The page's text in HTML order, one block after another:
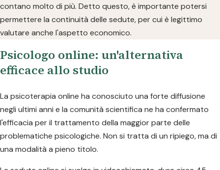
contano molto di più. Detto questo, è importante potersi
permettere la continuità delle sedute, per cui è legittimo
valutare anche l'aspetto economico.
Psicologo online: un'alternativa
efficace allo studio
La psicoterapia online ha conosciuto una forte diffusione
negli ultimi anni e la comunità scientifica ne ha confermato
l'efficacia per il trattamento della maggior parte delle
problematiche psicologiche. Non si tratta di un ripiego, ma di
una modalità a pieno titolo.